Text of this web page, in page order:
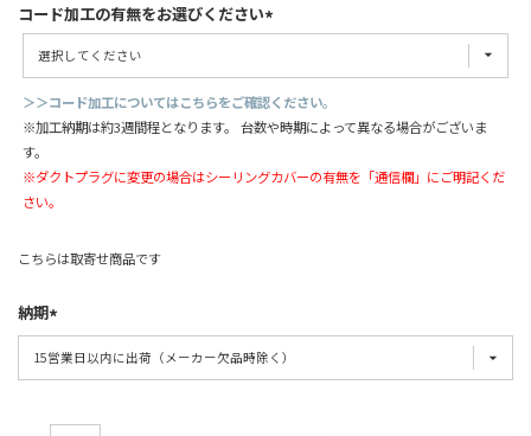
コード加工の有無をお選びください
＞＞コード加工についてはこちらをご確認ください。
※加工納期は約3週間程となります。 台数や時期によって異なる場合がございま
す。
※ダクトプラグに変更の場合はシーリングカバーの有無を「通信欄」にご明記くだ
さい。
こちらは取寄せ商品です
納期